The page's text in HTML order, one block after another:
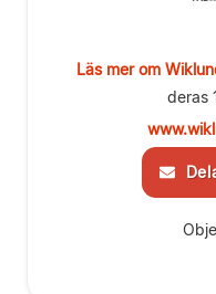
Läs mer om
deras